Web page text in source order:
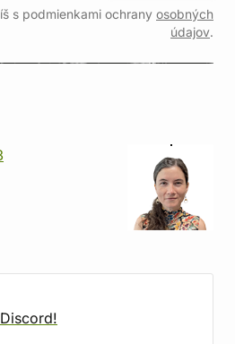
s podmienkami ochrany osobných
údajov.